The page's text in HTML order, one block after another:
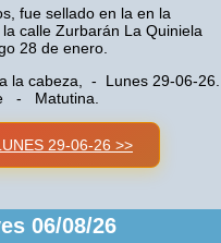
fue sellado en la en la
calle Zurbarán La Quiniela
28 de enero.
la cabeza, - Lunes 29-06-26.
- Matutina.
29-06-26 >>
06/08/26